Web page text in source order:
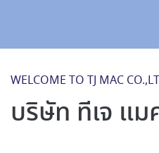
WELCOME TO TJ MAC
บริษัท ทีเจ แม